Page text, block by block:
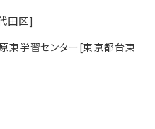
田区]
東学習センター[東京都台東